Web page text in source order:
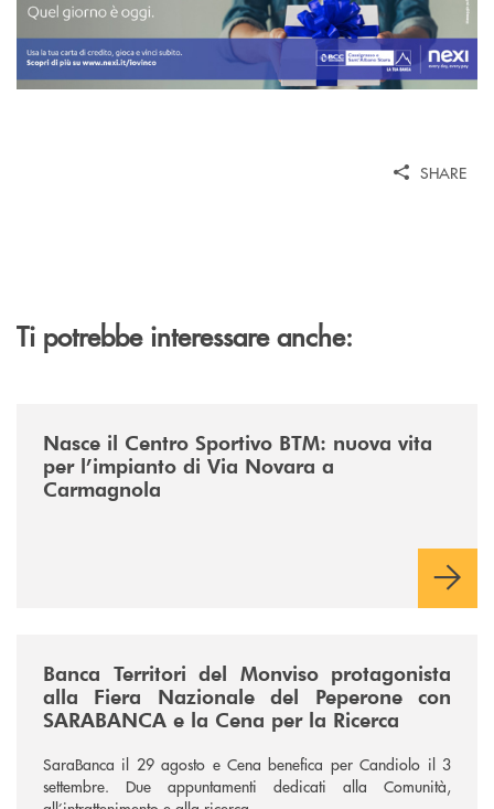
SHARE
Ti potrebbe interessare anche:
Nasce il Centro Sportivo BTM: nuova vita
per l’impianto di Via Novara a
Carmagnola
Banca Territori del Monviso protagonista
alla Fiera Nazionale del Peperone con
SARABANCA e la Cena per la Ricerca
SaraBanca il 29 agosto e Cena benefica per Candiolo il 3
settembre. Due appuntamenti dedicati alla Comunità,